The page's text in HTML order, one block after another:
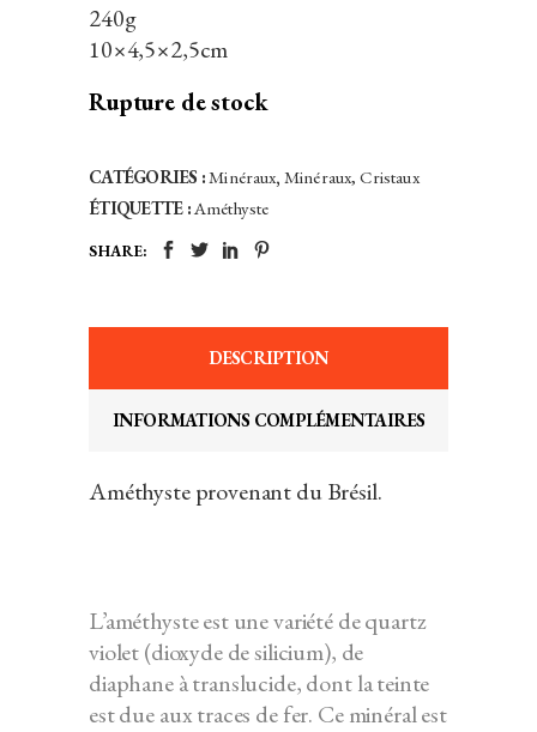
28,00€.
240g
10×4,5×2,5cm
Rupture de stock
CATÉGORIES :Minéraux, Minéraux, Cristaux
ÉTIQUETTE :Améthyste
SHARE:
DESCRIPTION
INFORMATIONS COMPLÉMENTAIRES
Améthyste provenant du Brésil.
L’améthyste est une variété de quartz
violet (dioxyde de silicium), de
diaphane à translucide, dont la teinte
est due aux traces de fer. Ce minéral est